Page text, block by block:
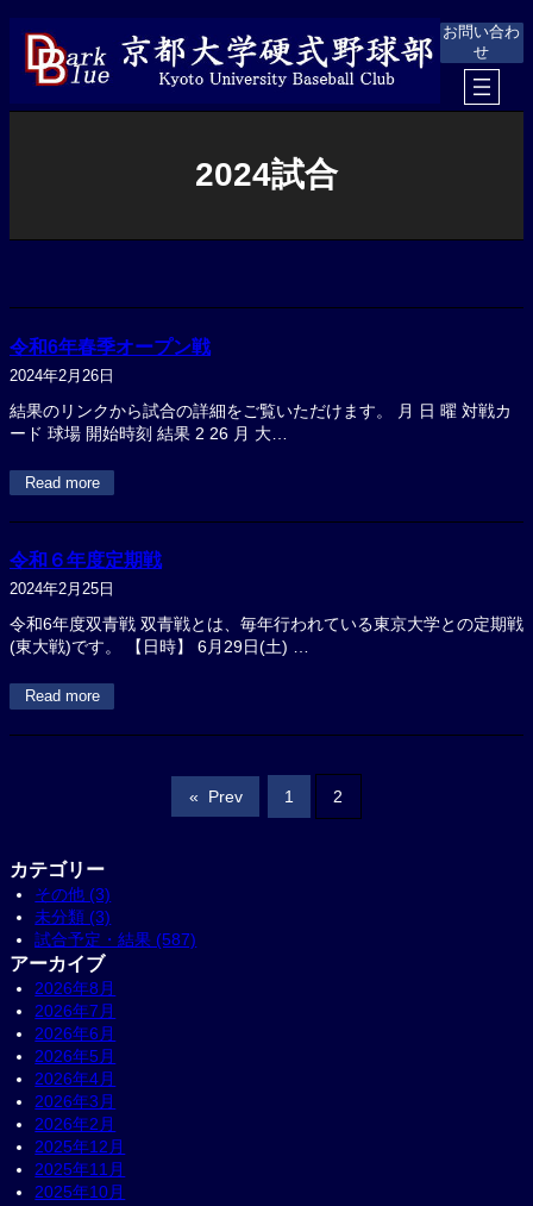
キ
お問い合わ
せ
2024試合
令和6年春季オープン戦
2024年2月26日
結果のリンクから試合の詳細をご覧いただけます。 月 日 曜 対戦カ
ード 球場 開始時刻 結果 2 26 月 大…
Read more
令和６年度定期戦
2024年2月25日
令和6年度双青戦 双青戦とは、毎年行われている東京大学との定期戦
(東大戦)です。 【日時】 6月29日(土) …
Read more
« Prev 1 2
カテゴリー
その他 (3)
未分類 (3)
試合予定・結果 (587)
アーカイブ
2026年8月
2026年7月
2026年6月
2026年5月
2026年4月
2026年3月
2026年2月
2025年12月
2025年11月
2025年10月